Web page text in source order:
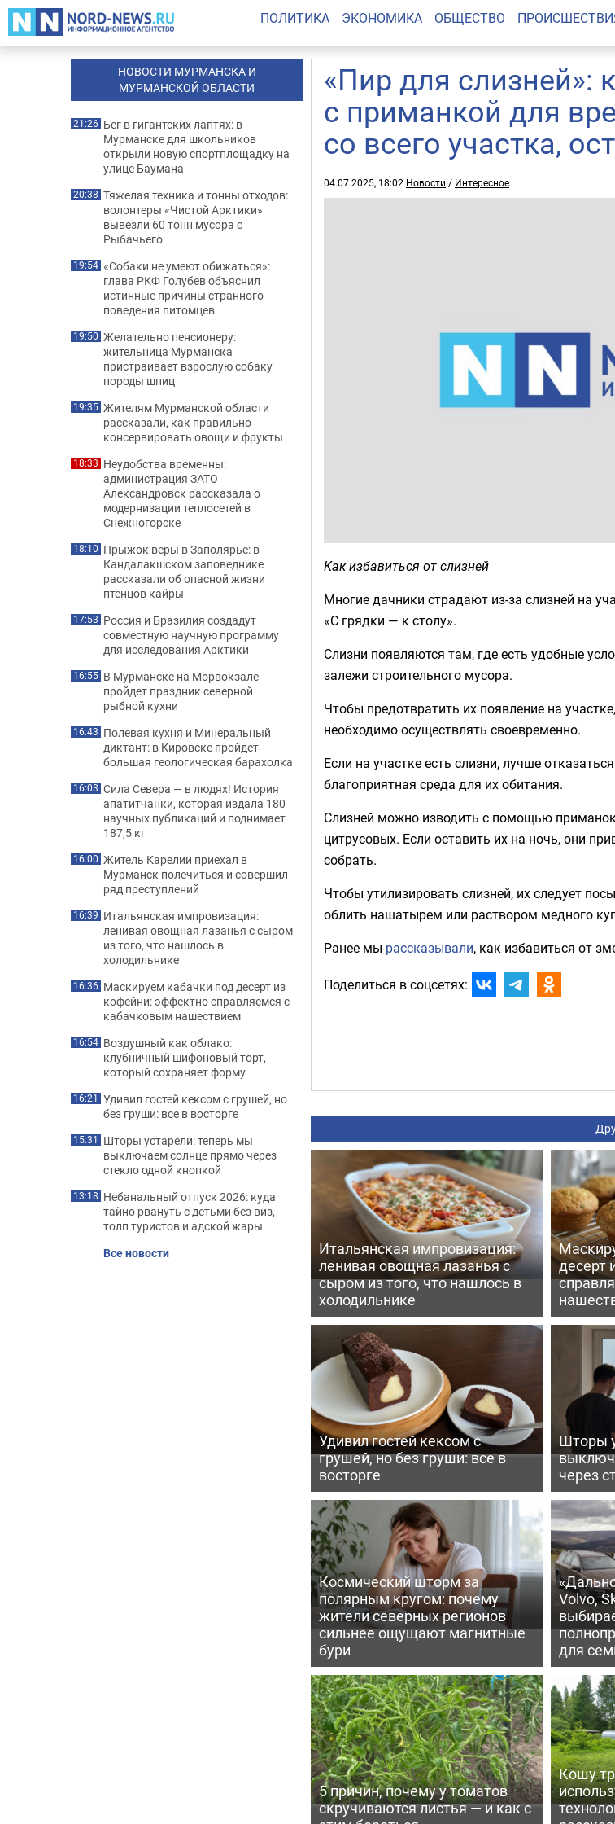
ПОЛИТИКА ЭКОНОМИКА ОБЩЕСТВО
«Пир для слизней»:
с приманкой для
со всего участка,
04.07.2025, 18:02 Новости / Интересное
Как избавиться от слизней
Многие дачники страдают из-за слизней на
«С грядки — к столу».
Слизни появляются там, где есть удобные
залежи строительного мусора.
Чтобы предотвратить их появление на
необходимо осуществлять своевременно.
Если на участке есть слизни, лучше
благоприятная среда для их обитания.
Слизней можно изводить с помощью
цитрусовых. Если оставить их на ночь, они
собрать.
Чтобы утилизировать слизней, их следует
облить нашатырем или раствором медного
Ранее мы рассказывали, как избавиться от
Поделиться в соцсетях:
Итальянская импровизация:
ленивая овощная лазанья с
сыром из того, что нашлось в
холодильнике
десерт
Удивил гостей кексом с
грушей, но без груши: все в
восторге
Шторы
через
Космический шторм за
полярным кругом: почему
жители северных регионов
сильнее ощущают магнитные
бури
Volvo,
для
5 причин, почему у томатов
скручиваются листья — и как с
Кошу
НОВОСТИ МУРМАНСКА И
МУРМАНСКОЙ ОБЛАСТИ
21:26 Бег в гигантских лаптях: в
Мурманске для школьников
открыли новую спортплощадку на
улице Баумана
20:38 Тяжелая техника и тонны отходов:
волонтеры «Чистой Арктики»
вывезли 60 тонн мусора с
Рыбачьего
19:54 «Собаки не умеют обижаться»:
глава РКФ Голубев объяснил
истинные причины странного
поведения питомцев
19:50 Желательно пенсионеру:
жительница Мурманска
пристраивает взрослую собаку
породы шпиц
19:35 Жителям Мурманской области
рассказали, как правильно
консервировать овощи и фрукты
18:33 Неудобства временны:
администрация ЗАТО
Александровск рассказала о
модернизации теплосетей в
Снежногорске
18:10 Прыжок веры в Заполярье: в
Кандалакшском заповеднике
рассказали об опасной жизни
птенцов кайры
17:53 Россия и Бразилия создадут
совместную научную программу
для исследования Арктики
16:55 В Мурманске на Морвокзале
пройдет праздник северной
рыбной кухни
16:43 Полевая кухня и Минеральный
диктант: в Кировске пройдет
большая геологическая барахолка
16:03 Сила Севера — в людях! История
апатитчанки, которая издала 180
научных публикаций и поднимает
187,5 кг
16:00 Житель Карелии приехал в
Мурманск полечиться и совершил
ряд преступлений
16:39 Итальянская импровизация:
ленивая овощная лазанья с сыром
из того, что нашлось в
холодильнике
16:36 Маскируем кабачки под десерт из
кофейни: эффектно справляемся с
кабачковым нашествием
16:54 Воздушный как облако:
клубничный шифоновый торт,
который сохраняет форму
16:21 Удивил гостей кексом с грушей, но
без груши: все в восторге
15:31 Шторы устарели: теперь мы
выключаем солнце прямо через
стекло одной кнопкой
13:18 Небанальный отпуск 2026: куда
тайно рвануть с детьми без виз,
толп туристов и адской жары
Все новости